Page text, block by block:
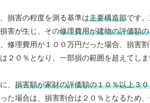
損害の程度を測る基準は主要構造部です。
害が生じ、その修理費用が建物の評価額
修理費用が１００万円だった場合、損害
２０％となり、一部損の範囲を超えてし
、 損害額が家財の評価額の１０％以上３
た場合は、損害割合は２０％となるため